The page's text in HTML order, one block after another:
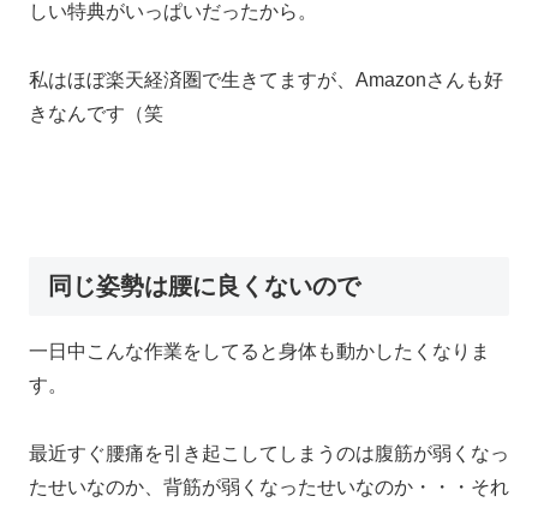
しい特典がいっぱいだったから。
私はほぼ楽天経済圏で生きてますが、Amazonさんも好
きなんです（笑
同じ姿勢は腰に良くないので
一日中こんな作業をしてると身体も動かしたくなりま
す。
最近すぐ腰痛を引き起こしてしまうのは腹筋が弱くなっ
たせいなのか、背筋が弱くなったせいなのか・・・それ